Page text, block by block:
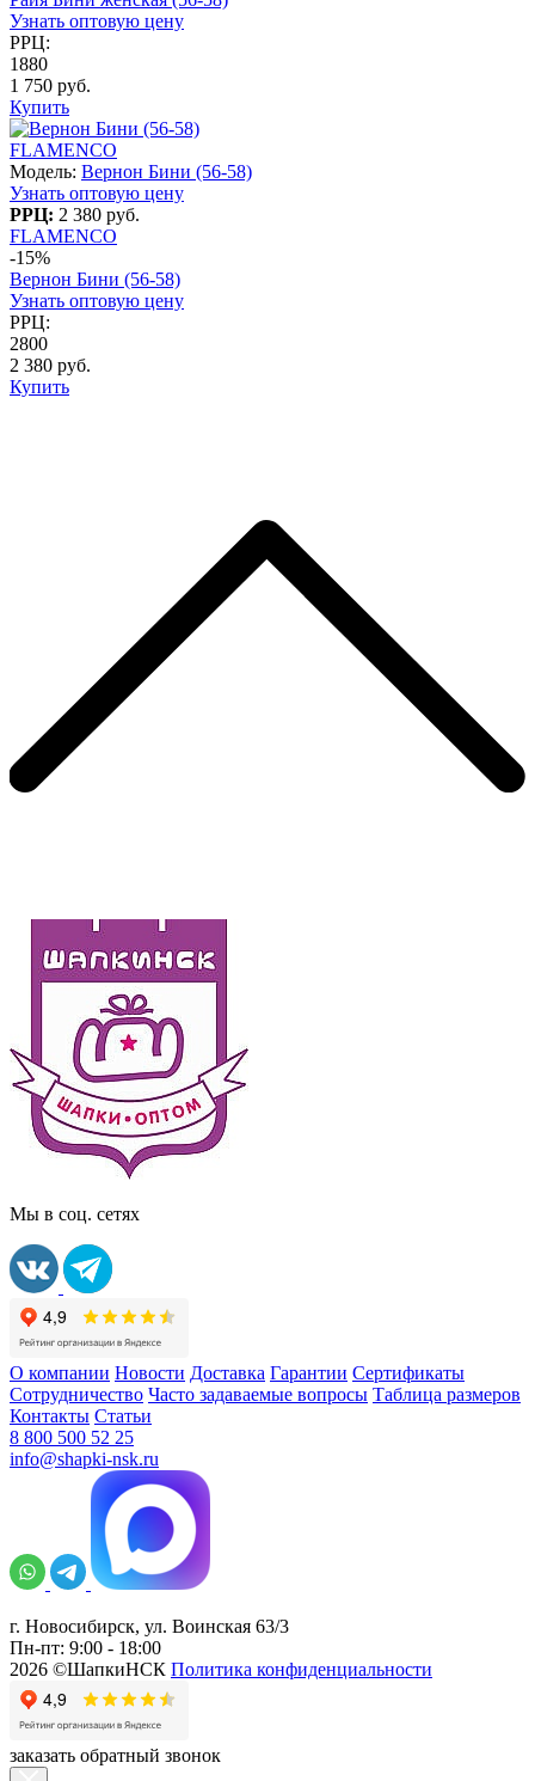
Узнать оптовую цену
РРЦ:
1880
1 750 руб.
Купить
FLAMENCO
Модель: Вернон Бини (56-58)
Узнать оптовую цену
РРЦ: 2 380 руб.
FLAMENCO
-15%
Вернон Бини (56-58)
Узнать оптовую цену
РРЦ:
2800
2 380 руб.
Купить
Мы в соц. сетях
О компании Новости Доставка Гарантии Сертификаты
Сотрудничество Часто задаваемые вопросы Таблица размеров
Контакты Статьи
8 800 500 52 25
info@shapki-nsk.ru
г. Новосибирск, ул. Воинская 63/3
Пн-пт: 9:00 - 18:00
2026 ©ШапкиНСК Политика конфиденциальности
заказать обратный звонок